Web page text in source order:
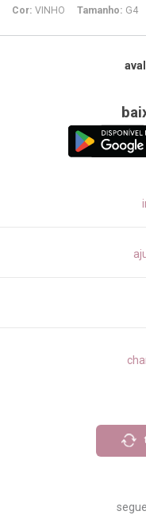
Cor: VINHO Tamanho: G4